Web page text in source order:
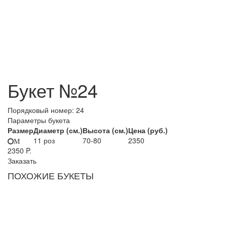
Букет №24
Порядковый номер: 24
Параметры букета
РазмерДиаметр (см.)Высота (см.)Цена (руб.)
M 11 роз 70-80
2350
2350 P.
Заказать
ПОХОЖИЕ БУКЕТЫ